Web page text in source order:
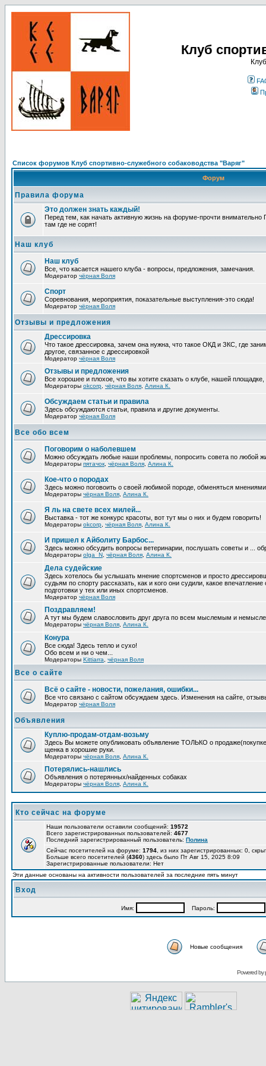
Клуб
Список форумов Клуб спортивно-служебного собаководства "Варяг"
Форум
Правила форума
Это должен знать каждый!
Перед тем, как начать активную жизнь на форуме-прочти
там где не сорят!
Наш клуб
Наш клуб
Все, что касается нашего клуба - вопросы, предложения, замечания.
Модератор чёрная Воля
Спорт
Соревнования, мероприятия, показательные выступления-это сюда!
Модератор чёрная Воля
Отзывы и предложения
Дрессировка
Что такое дрессировка, зачем она нужна, что такое ОКД и ЗКС, где
другое, связанное с дрессировкой
Модератор чёрная Воля
Отзывы и предложения
Все хорошее и плохое, что вы хотите сказать о клубе, нашей площадке,
Модераторы okcorp чёрная Воля Алина К.
Обсуждаем статьи и правила
Здесь обсуждаются статьи, правила и другие документы.
Модератор чёрная Воля
Все обо всем
Поговорим о наболевшем
Можно обсуждать любые наши проблемы, попросить совета по любой
Модераторы пятачок чёрная Воля Алина К.
Кое-что о породах
Здесь можно поговоить о своей любимой породе, обменяться
Модераторы чёрная Воля Алина К.
Я ль на свете всех милей...
Выставка - тот же конкурс красоты, вот тут мы о них и будем говорить!
Модераторы okcorp чёрная Воля Алина К.
И пришел к Айболиту Барбос...
Здесь можно обсудить вопросы ветеринарии, послушать советы и ...
Модераторы olga_N чёрная Воля Алина К.
Дела судейские
Здесь хотелось бы услышать мнение спортсменов и просто
судьям по спорту рассказать, как и кого они судили, какое
подготовки у тех или иных спортсменов.
Модератор чёрная Воля
Поздравляем!
А тут мы будем славословить друг друга по всем мыслемым и
Модераторы чёрная Воля Алина К.
Конура
Все сюда! Здесь тепло и сухо!
Обо всем и ни о чем...
Модераторы Kittiarra чёрная Воля
Все о сайте
Всё о сайте - новости, пожелания, ошибки...
Все что связано с сайтом обсуждаем здесь. Изменения на сайте,
Модератор чёрная Воля
Объявления
Куплю-продам-отдам-возьму
Здесь Вы можете опубликовать объявление ТОЛЬКО о
щенка в хорошие руки.
Модераторы чёрная Воля Алина К.
Потерялись-нашлись
Объявления о потерянных/найденных собаках
Модераторы чёрная Воля Алина К.
Кто сейчас на форуме
Наши пользователи оставили сообщений: 19572
Всего зарегистрированных пользователей: 4677
Последний зарегистрированный пользователь: Полина
Сейчас посетителей на форуме: 1794 , из них зарегистрированных: 0,
Больше всего посетителей (4360) здесь было Пт Авг 15, 2025 8:09
Зарегистрированные пользователи: Нет
Эти данные основаны на активности пользователей за последние пять минут
Вход
Имя: Пароль:
Новые сообщения
Powered by